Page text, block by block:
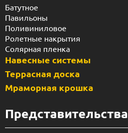
Батутное
Павильоны
Поливиниловое
Ролетные накрытия
Солярная пленка
Навесные системы
Террасная доска
Мраморная крошка
Представительства